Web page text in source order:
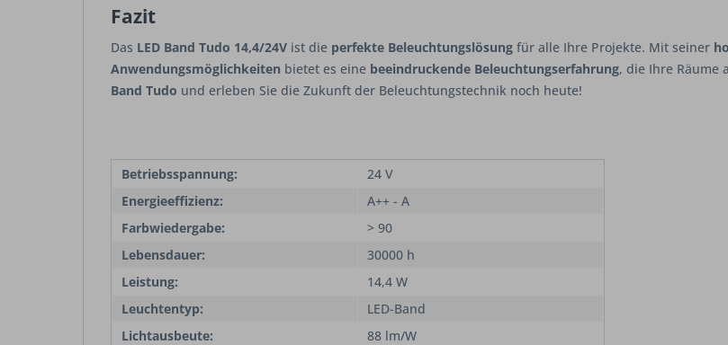
Fazit
Das LED Band Tudo 14,4/24V ist die perfekte Beleuchtungslösung für alle Ihre Projekte. Mit seiner
Anwendungsmöglichkeiten bietet es eine beeindruckende Beleuchtungserfahrung, die Ihre Räume
Band Tudo und erleben Sie die Zukunft der Beleuchtungstechnik noch heute!
Betriebsspannung:
24 V
Energieeffizienz:
A++ - A
Farbwiedergabe:
> 90
Lebensdauer:
30000 h
Leistung:
14,4 W
Leuchtentyp:
LED-Band
Lichtausbeute:
88 lm/W